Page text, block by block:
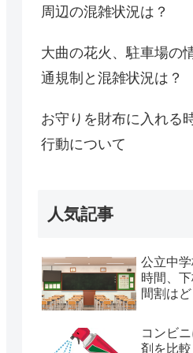
周辺の混雑状況は？
大曲の花火、駐車場の
通規制と混雑状況は？
お守りを財布に入れる
行動について
人気記事
公立中
時間、
間割は
コンビ
剤を比